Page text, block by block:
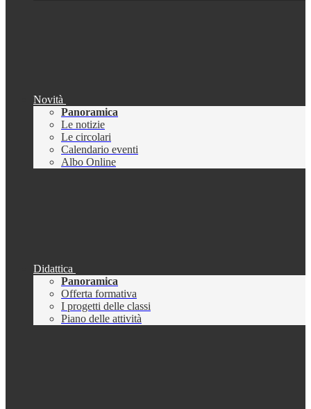
Novità
Panoramica
Le notizie
Le circolari
Calendario eventi
Albo Online
Didattica
Panoramica
Offerta formativa
I progetti delle classi
Piano delle attività